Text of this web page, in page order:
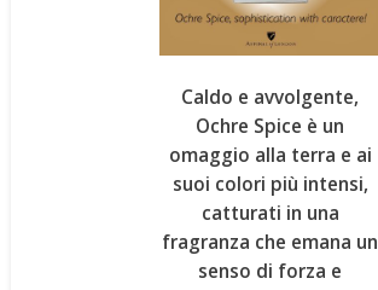
Caldo e avvolgente,
Ochre Spice è un
omaggio alla terra e ai
suoi colori più intensi,
catturati in una
fragranza che emana un
senso di forza e